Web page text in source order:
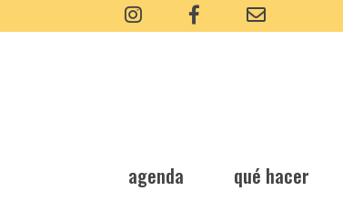
agenda qué hacer